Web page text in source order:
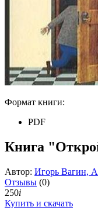
Формат книги:
PDF
Книга
Автор: Игорь Вагин,
Отзывы (0)
250i
Купить и скачать